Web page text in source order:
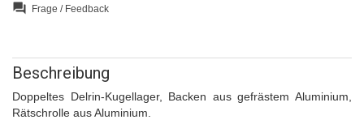
question_answer Frage / Feedback
Beschreibung
Doppeltes Delrin-Kugellager, Backen aus gefrästem Aluminium,
Rätschrolle aus Aluminium.